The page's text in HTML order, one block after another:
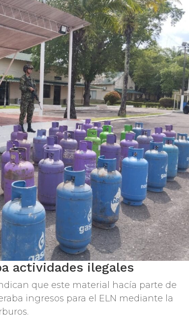
actividades ilegales
que este material hacía parte de
ingresos para el ELN mediante la